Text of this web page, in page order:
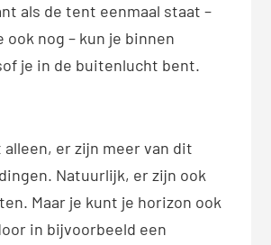
als de tent eenmaal staat –
ook nog – kun je binnen
je in de buitenlucht bent.
alleen, er zijn meer van dit
Natuurlijk, er zijn ook
Maar je kunt je horizon ook
in bijvoorbeeld een